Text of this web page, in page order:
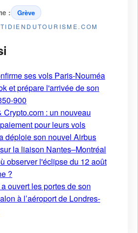
: Grève
ses vols Paris-Nouméa
et prépare l'arrivée de son
900
Crypto.com : un nouveau
pour leurs vols
déploie son nouvel Airbus
la liaison Nantes–Montréal
observer l'éclipse du 12 août
?
ouvert les portes de son
à l’aéroport de Londres-